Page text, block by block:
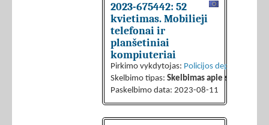
2023-675442: 52
kvietimas. Mobilieji
telefonai ir
planšetiniai
kompiuteriai
Pirkimo vykdytojas: Policijos
Skelbimo tipas: Skelbimas apie sutarties
Paskelbimo data: 2023-08-11